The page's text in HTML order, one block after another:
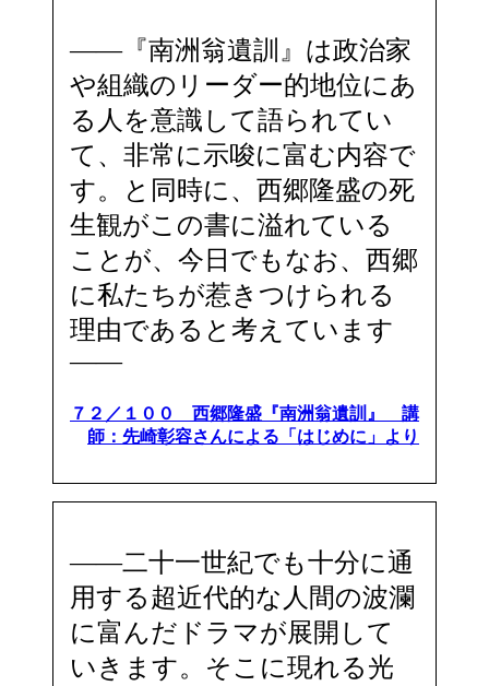
――『南洲翁遺訓』は政治家
や組織のリーダー的地位にあ
る人を意識して語られてい
て、非常に示唆に富む内容で
す。と同時に、西郷隆盛の死
生観がこの書に溢れている
ことが、今日でもなお、西郷
に私たちが惹きつけられる
理由であると考えています
――
７２／１００ 西郷隆盛『南洲翁遺訓』 講
師：先崎彰容さんによる「はじめに」より
――二十一世紀でも十分に通
用する超近代的な人間の波瀾
に富んだドラマが展開して
いきます。そこに現れる光